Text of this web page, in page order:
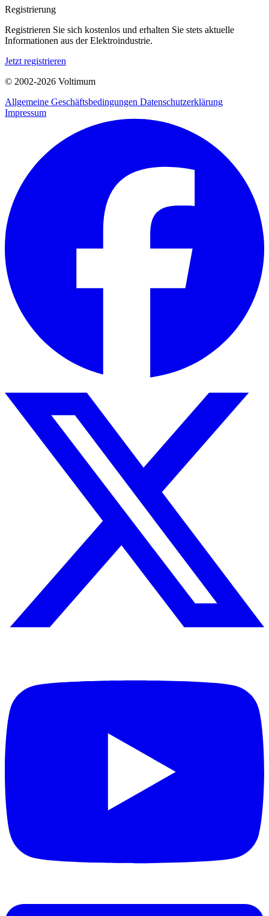
Registrierung
Registrieren Sie sich kostenlos und erhalten Sie stets aktuelle
Informationen aus der Elektroindustrie.
Jetzt registrieren
© 2002-2026 Voltimum
Allgemeine Geschäftsbedingungen Datenschutzerklärung
Impressum